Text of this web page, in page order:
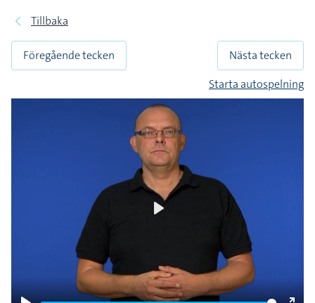
Tillbaka
Föregående tecken
Nästa tecken
Starta autospelning